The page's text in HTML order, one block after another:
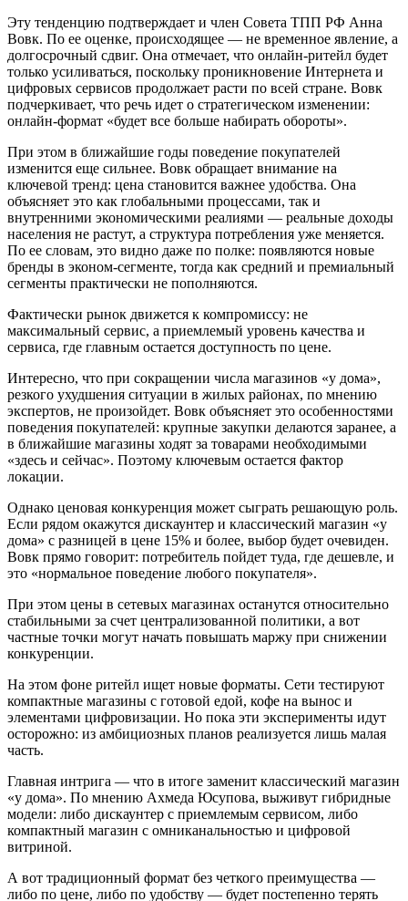
Эту тенденцию подтверждает и член Совета ТПП РФ Анна
Вовк. По ее оценке, происходящее — не временное явление, а
долгосрочный сдвиг. Она отмечает, что онлайн-ритейл будет
только усиливаться, поскольку проникновение Интернета и
цифровых сервисов продолжает расти по всей стране. Вовк
подчеркивает, что речь идет о стратегическом изменении:
онлайн-формат «будет все больше набирать обороты».
При этом в ближайшие годы поведение покупателей
изменится еще сильнее. Вовк обращает внимание на
ключевой тренд: цена становится важнее удобства. Она
объясняет это как глобальными процессами, так и
внутренними экономическими реалиями — реальные доходы
населения не растут, а структура потребления уже меняется.
По ее словам, это видно даже по полке: появляются новые
бренды в эконом-сегменте, тогда как средний и премиальный
сегменты практически не пополняются.
Фактически рынок движется к компромиссу: не
максимальный сервис, а приемлемый уровень качества и
сервиса, где главным остается доступность по цене.
Интересно, что при сокращении числа магазинов «у дома»,
резкого ухудшения ситуации в жилых районах, по мнению
экспертов, не произойдет. Вовк объясняет это особенностями
поведения покупателей: крупные закупки делаются заранее, а
в ближайшие магазины ходят за товарами необходимыми
«здесь и сейчас». Поэтому ключевым остается фактор
локации.
Однако ценовая конкуренция может сыграть решающую роль.
Если рядом окажутся дискаунтер и классический магазин «у
дома» с разницей в цене 15% и более, выбор будет очевиден.
Вовк прямо говорит: потребитель пойдет туда, где дешевле, и
это «нормальное поведение любого покупателя».
При этом цены в сетевых магазинах останутся относительно
стабильными за счет централизованной политики, а вот
частные точки могут начать повышать маржу при снижении
конкуренции.
На этом фоне ритейл ищет новые форматы. Сети тестируют
компактные магазины с готовой едой, кофе на вынос и
элементами цифровизации. Но пока эти эксперименты идут
осторожно: из амбициозных планов реализуется лишь малая
часть.
Главная интрига — что в итоге заменит классический магазин
«у дома». По мнению Ахмеда Юсупова, выживут гибридные
модели: либо дискаунтер с приемлемым сервисом, либо
компактный магазин с омниканальностью и цифровой
витриной.
А вот традиционный формат без четкого преимущества —
либо по цене, либо по удобству — будет постепенно терять